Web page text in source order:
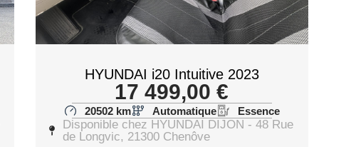
HYUNDAI i20 Intuitive 2023
17 499,00€
20502 km Automatique Essence
Disponible chez HYUNDAI DIJON - 48 Rue
de Longvic, 21300 Chenôve